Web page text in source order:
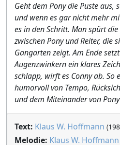
Geht dem Pony die Puste aus,
und wenn es gar nicht mehr
es in den Schritt. Man spürt
zwischen Pony und Reiter, die
Gangarten zeigt. Am Ende
Augenzwinkern ein klares
schlapp, wirft es Conny ab. So
humorvoll von Tempo,
und dem Miteinander von
Text: Klaus W. Hoffmann
Melodie: Klaus W. Hoffmann